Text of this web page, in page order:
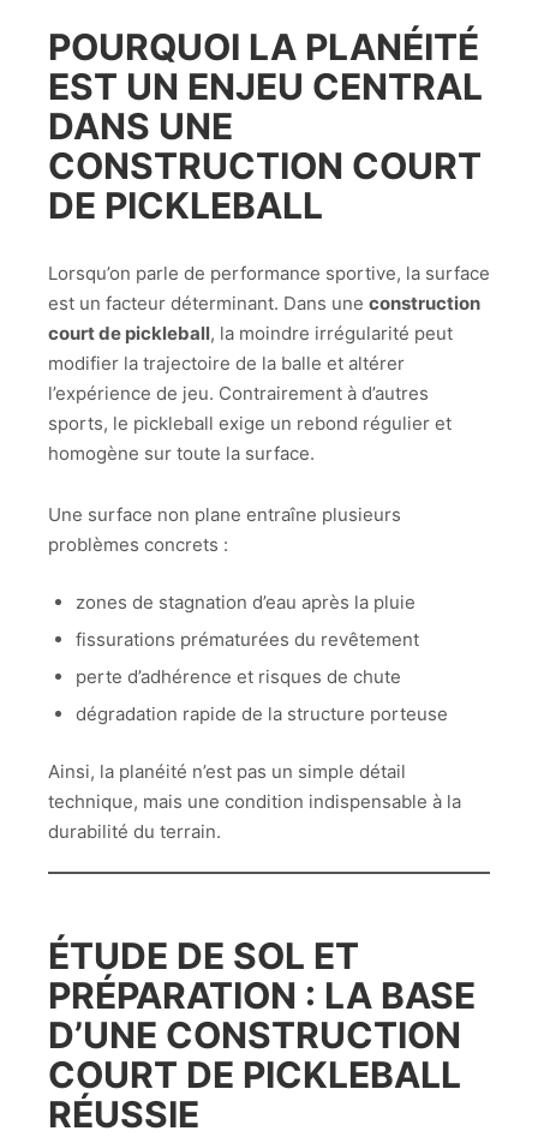
POURQUOI LA PLANÉITÉ
EST UN ENJEU CENTRAL
DANS UNE
CONSTRUCTION COURT
DE PICKLEBALL
Lorsqu’on parle de performance sportive, la surface
est un facteur déterminant. Dans une construction
court de pickleball, la moindre irrégularité peut
modifier la trajectoire de la balle et altérer
l’expérience de jeu. Contrairement à d’autres
sports, le pickleball exige un rebond régulier et
homogène sur toute la surface.
Une surface non plane entraîne plusieurs
problèmes concrets :
zones de stagnation d’eau après la pluie
fissurations prématurées du revêtement
perte d’adhérence et risques de chute
dégradation rapide de la structure porteuse
Ainsi, la planéité n’est pas un simple détail
technique, mais une condition indispensable à la
durabilité du terrain.
ÉTUDE DE SOL ET
PRÉPARATION : LA BASE
D’UNE CONSTRUCTION
COURT DE PICKLEBALL
RÉUSSIE